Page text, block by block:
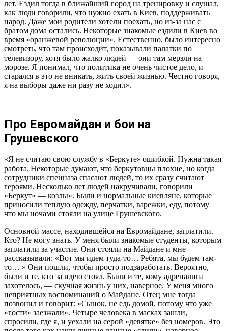
лет. Ездил тогда в ближайший город на тренировку и слушал,
как люди говорили, что нужно ехать в Киев, поддерживать
народ. Даже мои родители хотели поехать, но из-за нас с
братом дома остались. Некоторые знакомые ездили в Киев во
время «оранжевой революции». Естественно, было интересно
смотреть, что там происходит, показывали палатки по
телевизору, хотя было жалко людей — они там мерзли на
морозе. Я понимал, что политика не очень чистое дело, и
старался в это не вникать, жить своей жизнью. Честно говоря,
я на выборы даже ни разу не ходил».
Про Евромайдан и бои на
Грушевского
«Я не считаю свою службу в «Беркуте» ошибкой. Нужна такая
работа. Некоторые думают, что беркутовцы плохие, но когда
сотрудники спецназа спасают людей, то их сразу считают
героями. Несколько лет людей накручивали, говорили
«Беркут» — козлы». Были и нормальные киевляне, которые
приносили теплую одежду, перчатки, варежки, еду, потому
что мы ночами стояли на улице Грушевского.
Основной массе, находившейся на Евромайдане, заплатили.
Кто? Не могу знать. У меня были знакомые студенты, которым
заплатили за участие. Они стояли на Майдане и мне
рассказывали: «Вот мы идем туда-то… Ребята, мы будем там-
то… » Они пошли, чтобы просто подзаработать. Вероятно,
были и те, кто за идею стоял. Были и те, кому адреналина
захотелось, — скучная жизнь у них, наверное. У меня много
неприятных воспоминаний о Майдане. Отец мне тогда
позвонил и говорит: «Сынок, не едь домой, потому что уже
«гости» заезжали». Четыре человека в масках зашли,
спросили, где я, и уехали на серой «девятке» без номеров. Это